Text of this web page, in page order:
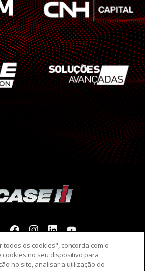
todos os cookies", concorda com o
cookies no seu dispositivo para
no site, analisar a utilização do